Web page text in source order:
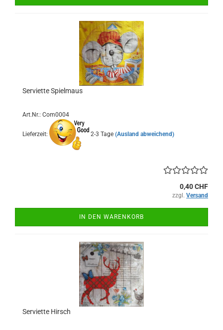
Serviette Spielmaus
Art.Nr.: Com0004
Lieferzeit: 2-3 Tage (Ausland abweichend)
0,40 CHF
zzgl. Versand
IN DEN WARENKORB
Serviette Hirsch